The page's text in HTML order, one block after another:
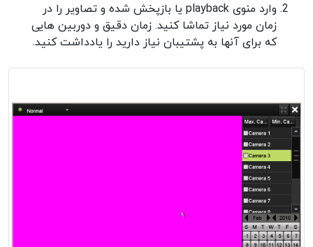
وارد منوی playback یا بازپخش شده و تصاویر را در
زمان مورد نیاز تماشا کنید. زمان دقیق و دوربین هایی
که برای آنها به پشتیبان نیاز دارید را یادداشت کنید.